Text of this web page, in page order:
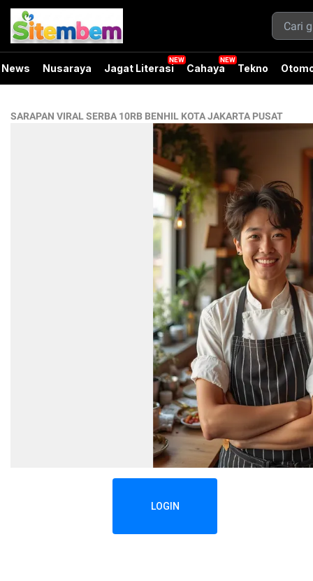
News Nusaraya Jagat Literasi Cahaya Tekno
SARAPAN VIRAL SERBA 10RB BENHIL KOTA JAKARTA PUSAT
LOGIN